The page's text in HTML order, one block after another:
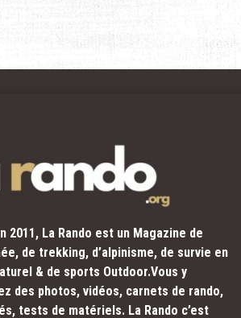
2011, La Rando est un Magazine de
de trekking, d’alpinisme, de survie en
& de sports Outdoor.Vous y
des photos, vidéos, carnets de rando,
tests de matériels. La Rando c’est